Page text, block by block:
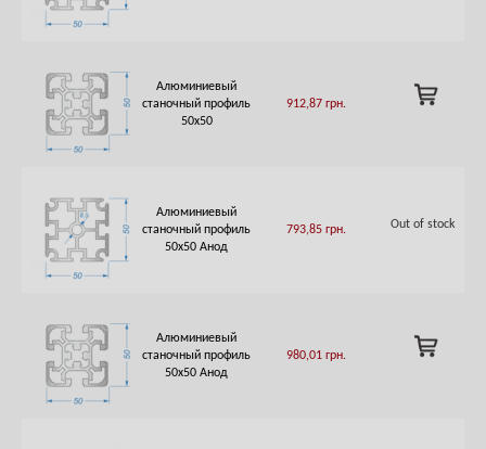
Алюминиевый
станочный профиль
50х50
912,87 грн.
ADD
TO
Алюминиевый
станочный профиль
50х50 Анод
793,85 грн. Out of stock
Алюминиевый
станочный профиль
50х50 Анод
980,01 грн.
ADD
TO